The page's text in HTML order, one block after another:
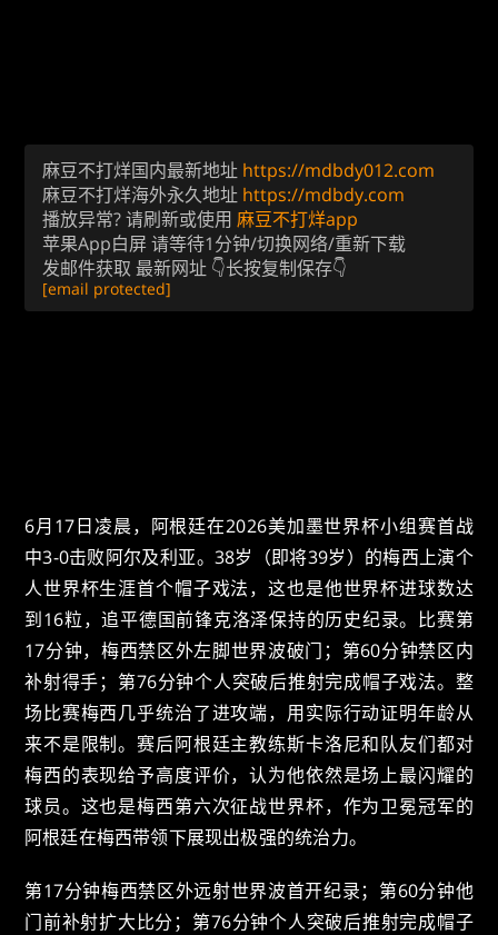
麻豆不打烊国内最新地址 https://mdbdy012.com
麻豆不打烊海外永久地址 https://mdbdy.com
播放异常? 请刷新或使用 麻豆不打烊app
苹果App白屏 请等待1分钟/切换网络/重新下载
发邮件获取 最新网址 👇长按复制保存👇
[email protected]
6月17日凌晨，阿根廷在2026美加墨世界杯小组赛首战
中3-0击败阿尔及利亚。38岁（即将39岁）的梅西上演个
人世界杯生涯首个帽子戏法，这也是他世界杯进球数达
到16粒，追平德国前锋克洛泽保持的历史纪录。比赛第
17分钟，梅西禁区外左脚世界波破门；第60分钟禁区内
补射得手；第76分钟个人突破后推射完成帽子戏法。整
场比赛梅西几乎统治了进攻端，用实际行动证明年龄从
来不是限制。赛后阿根廷主教练斯卡洛尼和队友们都对
梅西的表现给予高度评价，认为他依然是场上最闪耀的
球员。这也是梅西第六次征战世界杯，作为卫冕冠军的
阿根廷在梅西带领下展现出极强的统治力。
第17分钟梅西禁区外远射世界波首开纪录；第60分钟他
门前补射扩大比分；第76分钟个人突破后推射完成帽子